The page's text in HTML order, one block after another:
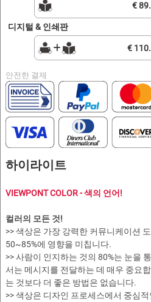
€
디지털 & 인쇄판
€
안전한 결제
하이라이트
VIEWPONT COLOR - 색의 언어!
컬러의 모든 것!
>> 색상은 가장 강력한 커뮤니케이션
50~85%에 영향을 미칩니다.
>> 사람이 인지하는 것의 80%는 눈을
서는 메시지를 전달하는 데 매우 중요
는 것보다 더 좋은 방법은 없습니다.
>> 색상은 디자인 프로세스에서 중심